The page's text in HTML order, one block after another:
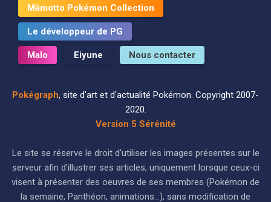
Mâmotto Pokémon Collection
Le développeur de PG
Malo Eiyune Nous contacter
Pokégraph, site d'art et d'actualité Pokémon. Copyright 2007-
2020.
Version 5 Sérénité
Le site se réserve le droit d'utiliser les images présentes sur le
serveur afin d'illustrer ses articles, uniquement lorsque ceux-ci
visent à présenter des oeuvres de ses membres (Pokémon de
la semaine, Panthéon, animations...), sans modification de